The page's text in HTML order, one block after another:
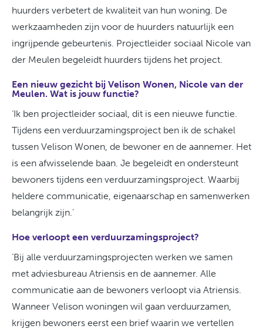
huurders verbetert de kwaliteit van hun woning. De
werkzaamheden zijn voor de huurders natuurlijk een
ingrijpende gebeurtenis. Projectleider sociaal Nicole van
der Meulen begeleidt huurders tijdens het project.
Een nieuw gezicht bij Velison Wonen, Nicole van der
Meulen. Wat is jouw functie?
‘Ik ben projectleider sociaal, dit is een nieuwe functie.
Tijdens een verduurzamingsproject ben ik de schakel
tussen Velison Wonen, de bewoner en de aannemer. Het
is een afwisselende baan. Je begeleidt en ondersteunt
bewoners tijdens een verduurzamingsproject. Waarbij
heldere communicatie, eigenaarschap en samenwerken
belangrijk zijn.’
Hoe verloopt een verduurzamingsproject?
‘Bij alle verduurzamingsprojecten werken we samen
met adviesbureau Atriensis en de aannemer. Alle
communicatie aan de bewoners verloopt via Atriensis.
Wanneer Velison woningen wil gaan verduurzamen,
krijgen bewoners eerst een brief waarin we vertellen